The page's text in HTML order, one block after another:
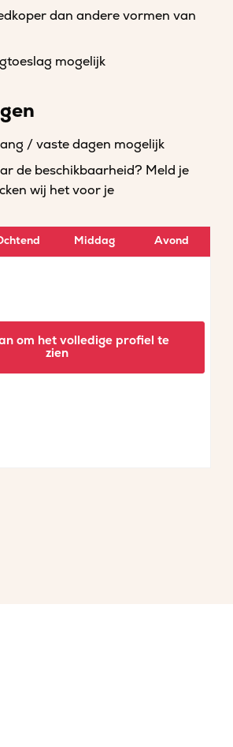
dan andere vormen van
mogelijk
/ vaste dagen mogelijk
de beschikbaarheid? Meld je
wij het voor je
Middag Avond
om het volledige profiel te
zien